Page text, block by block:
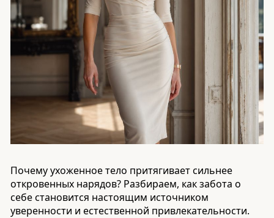
Почему ухоженное тело притягивает сильнее
откровенных нарядов? Разбираем, как забота о
себе становится настоящим источником
уверенности и естественной привлекательности.